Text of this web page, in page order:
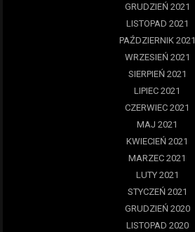
GRUDZIEŃ 2021
LISTOPAD 2021
PAŹDZIERNIK 2021
WRZESIEŃ 2021
SIERPIEŃ 2021
LIPIEC 2021
CZERWIEC 2021
MAJ 2021
KWIECIEŃ 2021
MARZEC 2021
LUTY 2021
STYCZEŃ 2021
GRUDZIEŃ 2020
LISTOPAD 2020